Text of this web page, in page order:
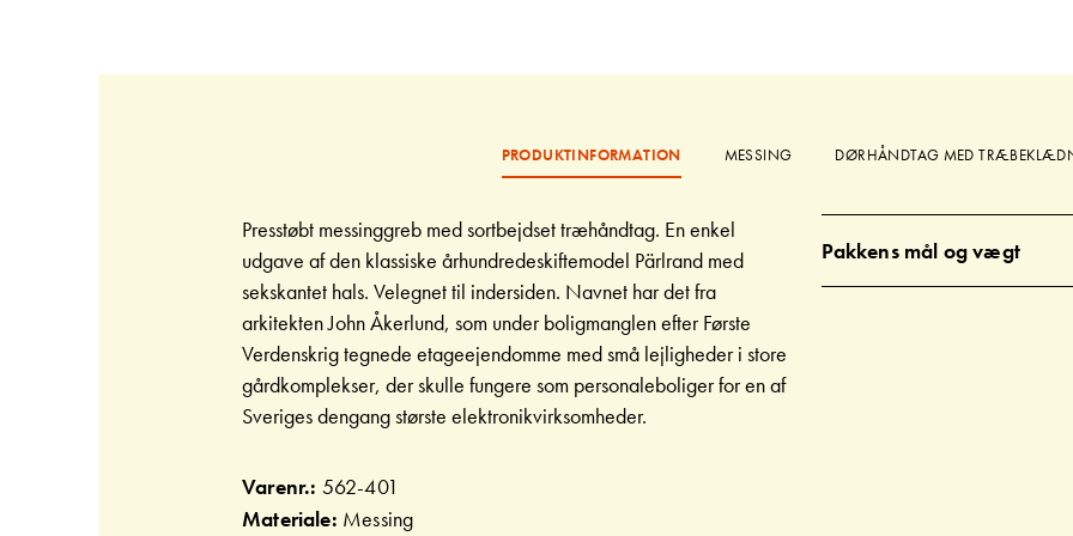
starten
PRODUKTINFORMATION
Presstøbt messinggreb med sortbejdset træhåndtag. En enkel
udgave af den klassiske århundredeskiftemodel Pärlrand med
sekskantet hals. Velegnet til indersiden. Navnet har det fra
arkitekten John Åkerlund, som under boligmanglen efter Første
Verdenskrig tegnede etageejendomme med små lejligheder i store
gårdkomplekser, der skulle fungere som personaleboliger for en af
Sveriges dengang største elektronikvirksomheder.
Varenr.: 562-401
Materiale: Messing
Pakkens mål og vægt
MESSING DØRHÅNDTAG MED